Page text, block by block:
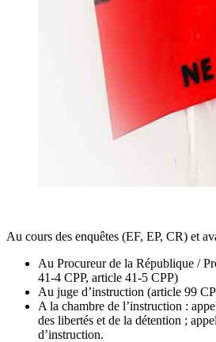
Au cours des enquêtes (EF, EP, CR) et
Au Procureur de la République /
41-4 CPP, article 41-5 CPP)
Au juge d’instruction (article 99
A la chambre de l’instruction :
des libertés et de la détention ;
d’instruction.